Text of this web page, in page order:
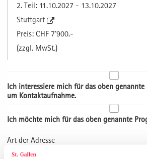
2. Teil: 11.10.2027 - 13.10.2027
Stuttgart
Preis: CHF 7'900.-
(zzgl. MwSt.)
Ich interessiere mich für das oben
um Kontaktaufnahme.
Ich möchte mich für das oben genannte
Art der Adresse
Kontaktdaten